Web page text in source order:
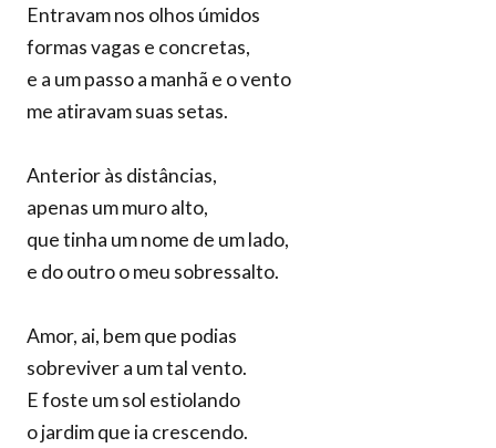
Entravam nos olhos úmidos
formas vagas e concretas,
e a um passo a manhã e o vento
me atiravam suas setas.
Anterior às distâncias,
apenas um muro alto,
que tinha um nome de um lado,
e do outro o meu sobressalto.
Amor, ai, bem que podias
sobreviver a um tal vento.
E foste um sol estiolando
o jardim que ia crescendo.